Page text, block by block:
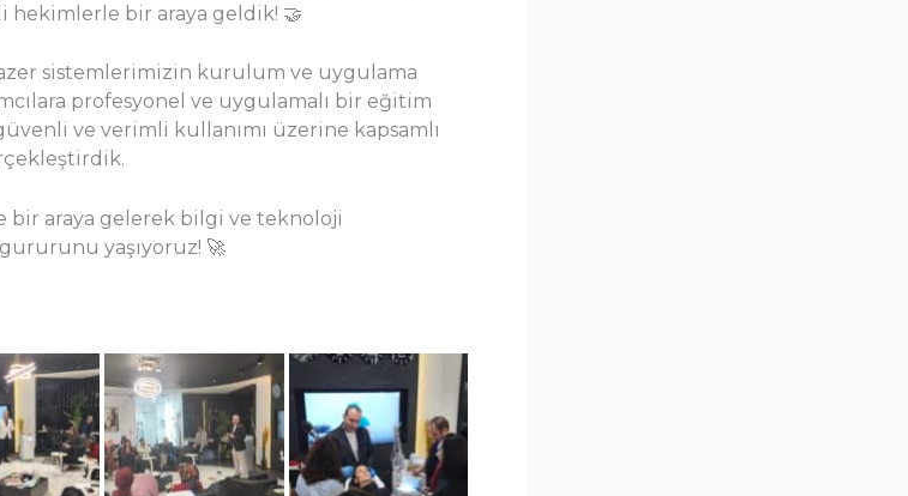
hekimlerle bir araya geldik! 🤝
sistemlerimizin kurulum ve uygulama
profesyonel ve uygulamalı bir eğitim
ve verimli kullanımı üzerine kapsamlı
bir araya gelerek bilgi ve teknoloji
yaşıyoruz! 🚀